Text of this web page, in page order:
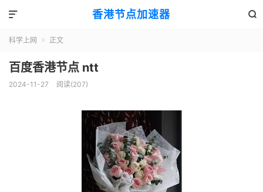
香港节点加速器 

科学上网  正文
百度香港节点 ntt
2024-11-27 阅读(207)